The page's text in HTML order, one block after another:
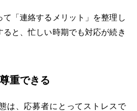
「連絡するメリット」を整理し
ると、忙しい時期でも対応が続き
重できる
は、応募者にとってストレスで